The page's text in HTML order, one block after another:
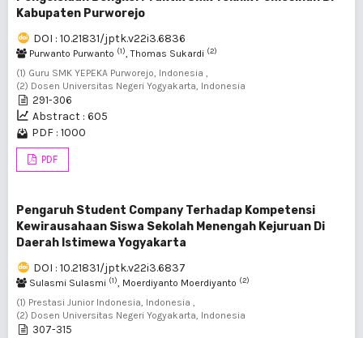
Kabupaten Purworejo
DOI : 10.21831/jptk.v22i3.6836
Purwanto Purwanto (1), Thomas Sukardi (2)
(1) Guru SMK YEPEKA Purworejo, Indonesia ,
(2) Dosen Universitas Negeri Yogyakarta, Indonesia
291-306
Abstract : 605
PDF : 1000
PDF
Pengaruh Student Company Terhadap Kompetensi
Kewirausahaan Siswa Sekolah Menengah Kejuruan Di
Daerah Istimewa Yogyakarta
DOI : 10.21831/jptk.v22i3.6837
Sulasmi Sulasmi (1), Moerdiyanto Moerdiyanto (2)
(1) Prestasi Junior Indonesia, Indonesia ,
(2) Dosen Universitas Negeri Yogyakarta, Indonesia
307-315